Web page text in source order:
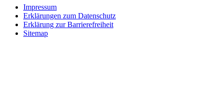
Impressum
Erklärungen zum Datenschutz
Erklärung zur Barrierefreiheit
Sitemap